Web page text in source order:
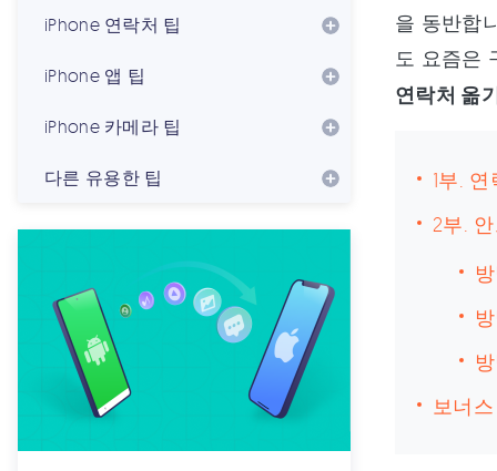
iPhone 연락처 팁
iPhone 앱 팁
iPhone 카메라 팁
다른 유용한 팁
을 동반합
도 요즘은
연락처 옮
1부.
2부.
보너